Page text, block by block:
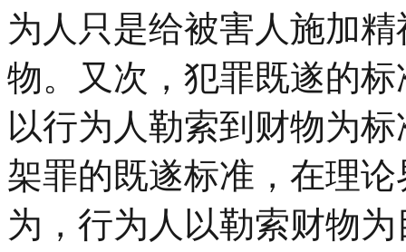
为人只是给被害人施加
物。又次，犯罪既遂的
以行为人勒索到财物为
架罪的既遂标准，在理
为，行为人以勒索财物